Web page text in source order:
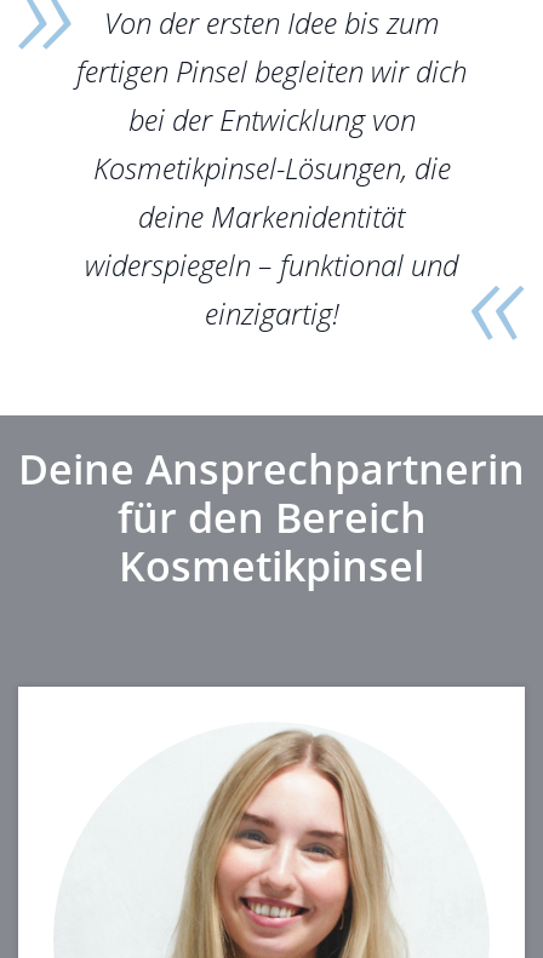
Von der ersten Idee bis zum
fertigen Pinsel begleiten wir dich
bei der Entwicklung von
Kosmetikpinsel-Lösungen, die
deine Markenidentität
widerspiegeln – funktional und
einzigartig!
Deine Ansprechpartnerin
für den Bereich
Kosmetikpinsel